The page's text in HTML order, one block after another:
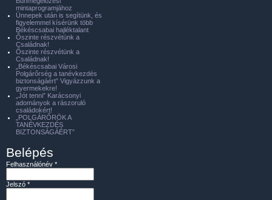
mintaprogramjához
Ünnepek után is segítünk, és
figyelemmel kísérünk több
Békéscsabai hajléktalant
Őszinte részvétünk a
Családnak!
Őszinte részvétünk a
Családnak!
„Békéscsabai Városi
Polgárőrség a tanévkezdés
biztonságáért” Vigyázzunk a
gyermekekre!
„Jót tenni” Karácsonyi
adományok a rászoruló
családokért!
„POLGÁRŐRÖK A
TANÉVKEZDÉS
BIZTONSÁGÁÉRT”
Belépés
Felhasználónév *
Jelszó *